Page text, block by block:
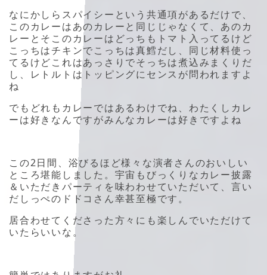
なにかしらスパイシーという共通項があるだけで、
このカレーはあのカレーと同じじゃなくて、あのカ
レーとそこのカレーはどっちもトマト入ってるけど
こっちはチキンでこっちは真鱈だし、同じ材料使っ
てるけどこれはあっさりでそっちは煮込みまくりだ
し、レトルトはトッピングにセンスが問われますよ
ね
でもどれもカレーではあるわけでね、わたくしカレ
ーは好きなんですがみんなカレーは好きですよね
この2日間、浴びるほど様々な演者さんのおいしい
ところ堪能しました。宇宙もびっくりなカレー披露
＆いただきパーティを味わわせていただいて、言い
だしっぺのドドコさん幸甚至極です。
居合わせてくださった方々にも楽しんでいただけて
いたらいいな。